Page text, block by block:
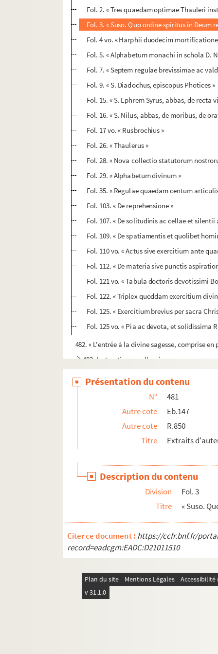
Fol. 2. « Tres quaedam optimae Thauleri
Fol. 3. « Suso. Quo ordine spiritus in Deum
Fol. 4 vo. « Harphii duodecim
Fol. 5. « Alphabetum monachi in schola D.
Fol. 7. « Septem regulae brevissimae ac
Fol. 9. « S. Diadochus, episcopus Photices »
Fol. 15. « S. Ephrem Syrus, abbas, de recta
Fol. 16. « S. Nilus, abbas, de moribus, de
Fol. 17 vo. « Rusbrochius »
Fol. 26. « Thaulerus »
Fol. 28. « Nova collectio statutorum
Fol. 29. « Alphabetum divinum »
Fol. 35. « Regulae quaedam centum
Fol. 103. « De reprehensione »
Fol. 107. « De solitudinis ac cellae et silentii
Fol. 109. « De spatiamentis et quolibet
Fol. 110 vo. « Actus sive exercitium ante
Fol. 112. « De materia sive punctis
Fol. 121 vo. « Tabula doctoris devotissimi
Fol. 122. « Triplex quoddam exercitium
Fol. 125. « Exercitium brevius per sacra
Fol. 125 vo. « Pia ac devota, et solidissima
482. « L'entrée à la divine sagesse, comprise
483. Instructions sur l'oraison
485. Considérations et méditations sur les
489. « Méditations pour une retraite, à l'usage
490. « Les considérations de la première
491. Méditations et mélanges de spiritualité
492. « Méditations dévotes, fondées sur
493. « Vive Jésus. Méditations sur les
494. « Recueil de diverses pratiques de
495. Recueil de prières, pour diverses
496. Livre de prières, ayant appartenu à une
497. « Méditations pour huit jours de solitude,
498. Méditations pour une retraite de dix
499. « Préparation à la mort, sur le modèle
Présentation du contenu
N°
481
Autre cote
Eb.147
Autre cote
R.850
Titre
Extraits
Description du contenu
Division
Fol. 3
Titre
« Suso.
Citer ce document : https://ccfr.bnf.fr/
record=eadcgm:EADC:D21011510
Plan du site Mentions Légales
v 31.1.0